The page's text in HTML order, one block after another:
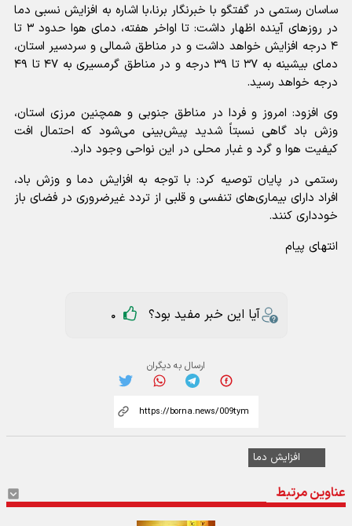
ساسان رستمی در گفتگو با خبرنگار برنا،با اشاره به افزایش نسبی دما
در روزهای آینده اظهار داشت: تا اواخر هفته، دمای هوا حدود ۳ تا
۴ درجه افزایش خواهد داشت و در مناطق شمالی و سردسیر استان،
دمای بیشینه به ۳۷ تا ۳۹ درجه و در مناطق گرمسیری به ۴۷ تا ۴۹
درجه خواهد رسید.
وی افزود: امروز و فردا در مناطق جنوبی و همچنین مرزی استان،
وزش باد گاهی نسبتاً شدید پیش‌بینی می‌شود که احتمال افت
کیفیت هوا و گرد و غبار محلی در این نواحی وجود دارد.
رستمی در پایان توصیه کرد: با توجه به افزایش دما و وزش باد،
افراد دارای بیماری‌های تنفسی و قلبی از تردد غیرضروری در فضای باز
خودداری کنند.
انتهای پیام
آیا این خبر مفید بود؟ 0
ارسال به دیگران
افزایش دما
عناوین مرتبط